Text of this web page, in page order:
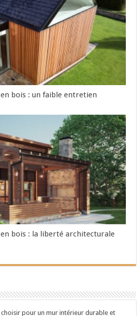
bois : un faible entretien
bois : la liberté architecturale
pour un mur intérieur durable et